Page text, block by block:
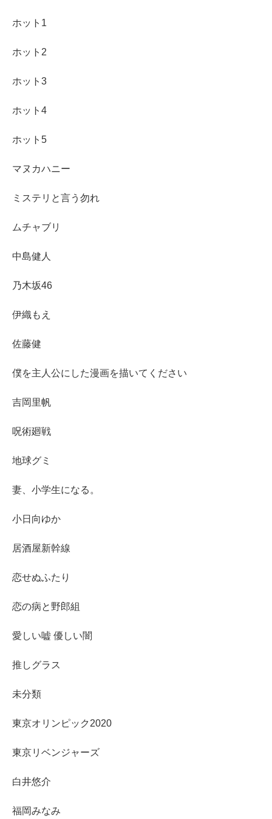
ホット1
ホット2
ホット3
ホット4
ホット5
マヌカハニー
ミステリと言う勿れ
ムチャブリ
中島健人
乃木坂46
伊織もえ
佐藤健
僕を主人公にした漫画を描いてください
吉岡里帆
呪術廻戦
地球グミ
妻、小学生になる。
小日向ゆか
居酒屋新幹線
恋せぬふたり
恋の病と野郎組
愛しい嘘 優しい闇
推しグラス
未分類
東京オリンピック2020
東京リベンジャーズ
白井悠介
福岡みなみ